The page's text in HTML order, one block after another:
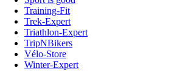
Training-Fit
Trek-Expert
Triathlon-Expert
TripNBikers
Vélo-Store
Winter-Expert